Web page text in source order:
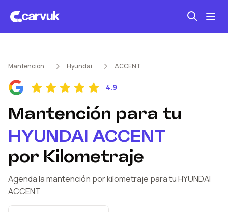
Mantención kilometraje
Revisión técnica
Mantención Hyundai ACCENT
4.9
Mantención para tu
HYUNDAI ACCENT
por Kilometraje
Agenda la mantención por kilometraje para tu HYUNDAI
ACCENT